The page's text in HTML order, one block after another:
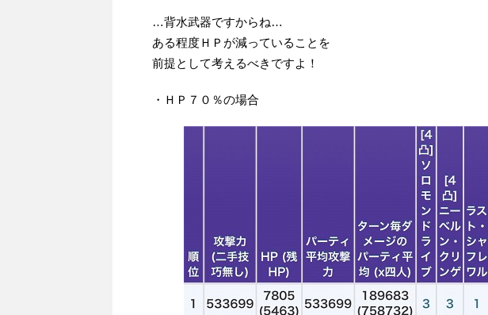
…背水武器ですからね…
ある程度ＨＰが減っていることを
前提として考えるべきですよ！
・ＨＰ７０％の場合